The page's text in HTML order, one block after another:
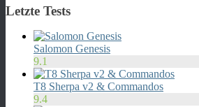
Letzte Tests
Salomon Genesis
9.1
T8 Sherpa v2 & Commandos
9.4